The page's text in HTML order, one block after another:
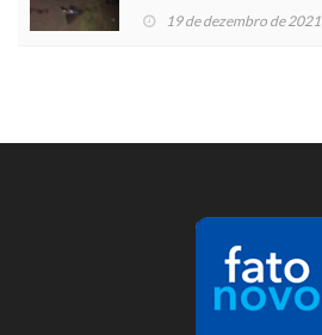
19 de dezembro de 2021